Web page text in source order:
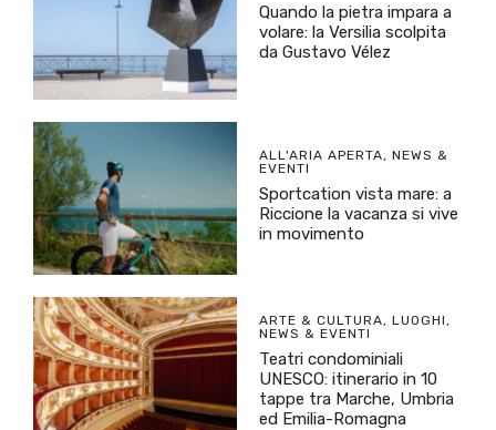
Quando la pietra impara a
volare: la Versilia scolpita
da Gustavo Vélez
ALL'ARIA APERTA, NEWS &
EVENTI
Sportcation vista mare: a
Riccione la vacanza si vive
in movimento
ARTE & CULTURA, LUOGHI ,
NEWS & EVENTI
Teatri condominiali
UNESCO: itinerario in 10
tappe tra Marche, Umbria
ed Emilia-Romagna